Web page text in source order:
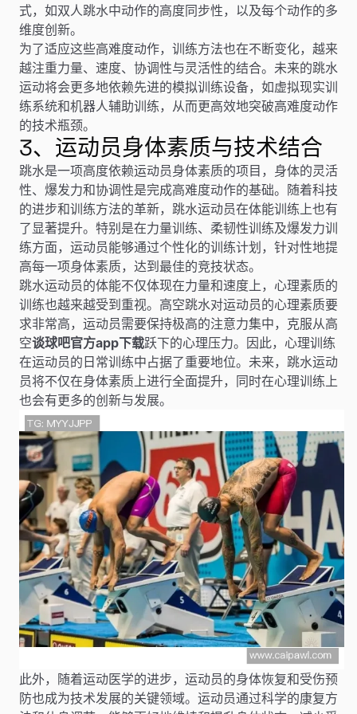
式，如双人跳水中动作的高度同步性，以及每个动作的多
维度创新。
为了适应这些高难度动作，训练方法也在不断变化，越来
越注重力量、速度、协调性与灵活性的结合。未来的跳水
运动将会更多地依赖先进的模拟训练设备，如虚拟现实训
练系统和机器人辅助训练，从而更高效地突破高难度动作
的技术瓶颈。
3、运动员身体素质与技术结合
跳水是一项高度依赖运动员身体素质的项目，身体的灵活
性、爆发力和协调性是完成高难度动作的基础。随着科技
的进步和训练方法的革新，跳水运动员在体能训练上也有
了显著提升。特别是在力量训练、柔韧性训练及爆发力训
练方面，运动员能够通过个性化的训练计划，针对性地提
高每一项身体素质，达到最佳的竞技状态。
跳水运动员的体能不仅体现在力量和速度上，心理素质的
训练也越来越受到重视。高空跳水对运动员的心理素质要
求非常高，运动员需要保持极高的注意力集中，克服从高
空谈球吧官方app下载跃下的心理压力。因此，心理训练
在运动员的日常训练中占据了重要地位。未来，跳水运动
员将不仅在身体素质上进行全面提升，同时在心理训练上
也会有更多的创新与发展。
此外，随着运动医学的进步，运动员的身体恢复和受伤预
防也成为技术发展的关键领域。运动员通过科学的康复方